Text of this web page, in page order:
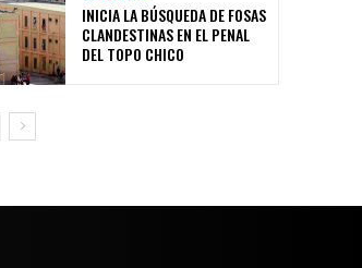
INICIA LA BÚSQUEDA DE FOSAS
CLANDESTINAS EN EL PENAL
DEL TOPO CHICO